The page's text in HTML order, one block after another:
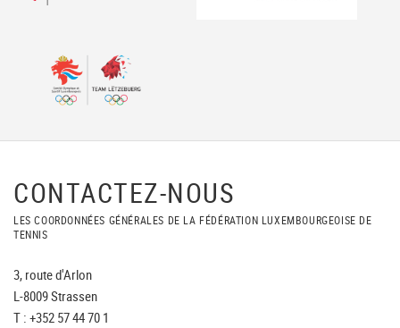
CONTACTEZ-NOUS
LES COORDONNÉES GÉNÉRALES DE LA FÉDÉRATION LUXEMBOURGEOISE DE
TENNIS
3, route d'Arlon
L-8009 Strassen
T : +352 57 44 70 1